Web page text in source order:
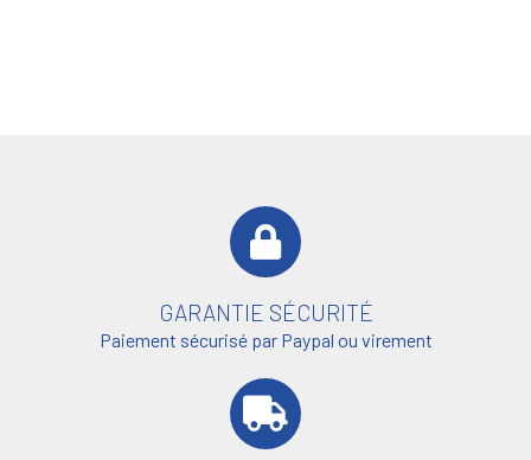
GARANTIE SÉCURITÉ
Paiement sécurisé par Paypal ou virement